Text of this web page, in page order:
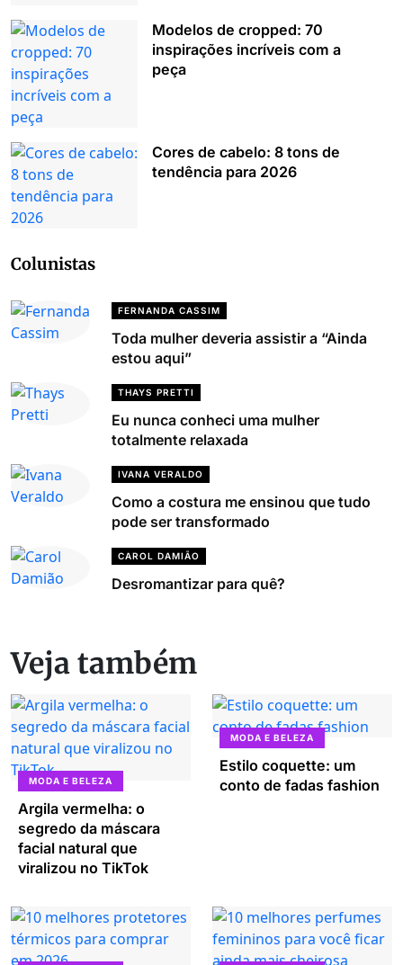
Modelos de cropped: 70
inspirações incríveis com a
peça
Cores de cabelo: 8 tons de
tendência para 2026
Colunistas
FERNANDA CASSIM
Toda mulher deveria assistir a “Ainda
estou aqui”
THAYS PRETTI
Eu nunca conheci uma mulher
totalmente relaxada
IVANA VERALDO
Como a costura me ensinou que tudo
pode ser transformado
CAROL DAMIÃO
Desromantizar para quê?
Veja também
MODA E BELEZA
Argila vermelha: o
segredo da máscara
facial natural que
viralizou no TikTok
MODA E BELEZA
Estilo coquette: um
conto de fadas fashion